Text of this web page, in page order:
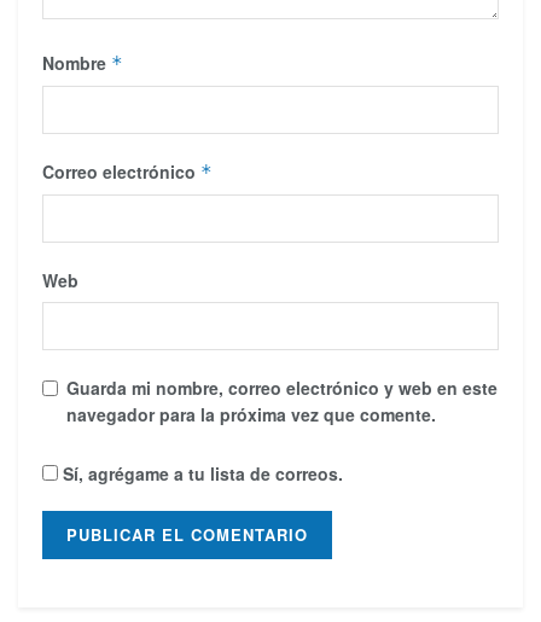
Nombre *
Correo electrónico *
Web
Guarda mi nombre, correo electrónico y web en este
navegador para la próxima vez que comente.
Sí, agrégame a tu lista de correos.